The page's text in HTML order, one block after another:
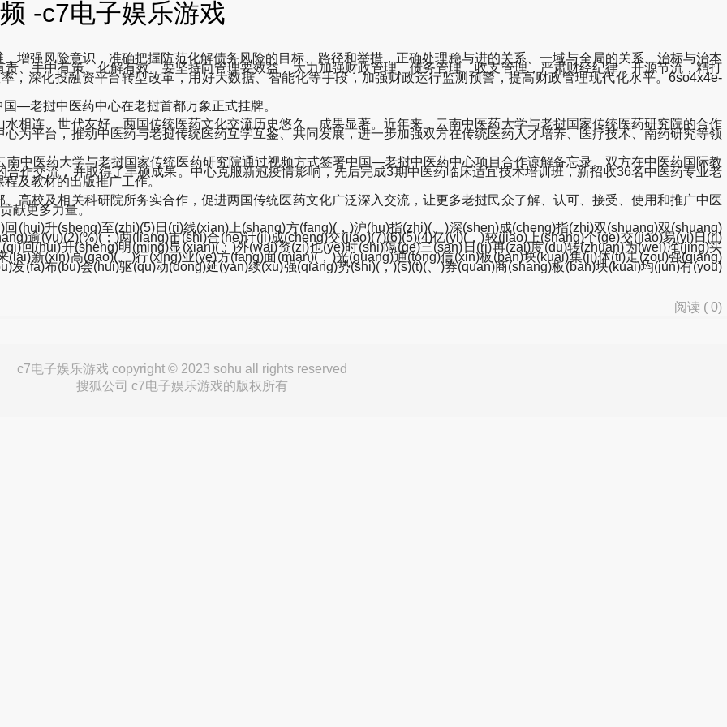
-c7电子娱乐游戏
增强风险意识，准确把握防范化解债务风险的目标、路径和举措，正确处理稳与进的关系、一域与全局的关系、治标与治本
、手中有策、化解有效。要坚持向管理要效益，大力加强财政管理、债务管理、收支管理，严肃财经纪律，开源节流，精打
，深化投融资平台转型改革，用好大数据、智能化等手段，加强财政运行监测预警，提高财政管理现代化水平。6so4x4e-
—老挝中医药中心在老挝首都万象正式挂牌。
相连、世代友好，两国传统医药文化交流历史悠久、成果显著。近年来，云南中医药大学与老挝国家传统医药研究院的合作
为平台，推动中医药与老挝传统医药互学互鉴、共同发展，进一步加强双方在传统医药人才培养、医疗技术、南药研究等领
中医药大学与老挝国家传统医药研究院通过视频方式签署中国—老挝中医药中心项目合作谅解备忘录。双方在中医药国际教
作交流，并取得了丰硕成果。中心克服新冠疫情影响，先后完成3期中医药临床适宜技术培训班，新招收36名中医药专业老
及教材的出版推广工作。
高校及相关科研院所务实合作，促进两国传统医药文化广泛深入交流，让更多老挝民众了解、认可、接受、使用和推广中医
献更多力量。
(hui)升(sheng)至(zhi)(5)日(ri)线(xian)上(shang)方(fang)(，)沪(hu)指(zhi)(、)深(shen)成(cheng)指(zhi)双(shuang)双(shuang)
逾(yu)(2)(%)(；)两(liang)市(shi)合(he)计(ji)成(cheng)交(jiao)(7)(6)(5)(4)亿(yi)(，)较(jiao)上(shang)个(ge)交(jiao)易(yi)日(ri)
回(hui)升(sheng)明(ming)显(xian)(；)外(wai)资(zi)也(ye)时(shi)隔(ge)三(san)日(ri)再(zai)度(du)转(zhuan)为(wei)净(jing)买
新(xin)高(gao)(。)行(xing)业(ye)方(fang)面(mian)(，)光(guang)通(tong)信(xin)板(ban)块(kuai)集(ji)体(ti)走(zou)强(qiang)
发(fa)布(bu)会(hui)驱(qu)动(dong)延(yan)续(xu)强(qiang)势(shi)(，)(s)(t)(、)券(quan)商(shang)板(ban)块(kuai)均(jun)有(you)
阅读 (0)
c7电子娱乐游戏 copyright © 2023 sohu all rights reserved
搜狐公司 c7电子娱乐游戏的版权所有